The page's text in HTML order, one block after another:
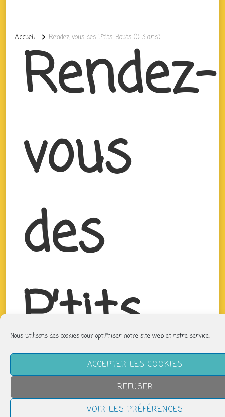
Nous utilisons des cookies pour optimiser notre site web et notre service.
ACCEPTER LES COOKIES
REFUSER
VOIR LES PRÉFÉRENCES
Accueil Rendez-vous des P’tits Bouts (0-3 ans)
Rendez-
vous
des
P’tits
Bouts